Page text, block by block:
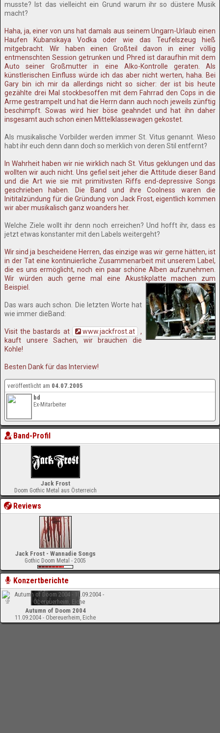
musste? Ist das vielleicht ein Grund warum ihr so düstere Musik
macht?
Haha, ja, einer von uns hat damals aus seinem Ungarn-Urlaub einen
Haufen Kubanskaya Vodka oder wie das Teufelszeug hieß
mitgebracht. Wir haben einen Großteil davon in einer völlig
entmenschten Session getrunken und Phred ist daraufhin mit dem
Auto seiner Großmutter in eine Alko-Kontrolle geraten. Als
künstlerischen Einfluss würde ich das aber nicht werten, haha. Bei
Gary bin ich mir da allerdings nicht so sicher: der ist bis heute
gezählte drei Mal stockbesoffen mit dem Fahrrad den Cops in die
Arme gestrampelt und hat die Herrn dann auch noch jeweils zünftig
beschimpft. Sowas wird hier böse geahndet und hat ihn daher
insgesamt auch schon einen Mittelklassewagen gekostet.
Als musikalische Vorbilder werden immer St. Vitus genannt. Wieso
habt ihr euch denn dann doch so merklich von deren Stil entfernt?
In Wahrheit haben wir nie wirklich nach St. Vitus geklungen und das
wollten wir auch nicht. Uns gefiel seit jeher die Attitude dieser Band
und die Art wie sie mit primitivsten Riffs end-depressive Songs
geschrieben haben. Die Band und ihre Coolness waren die
Inititalzündung für die Gründung von Jack Frost, eigentlich kommen
wir aber musikalisch ganz woanders her.
Welche Ziele wollt ihr denn noch erreichen? Und hofft ihr, dass es
jetzt etwas konstanter mit den Labels weitergeht?
Wir sind ja bescheidene Herren, das einzige was wir gerne hätten, ist
in der Tat eine kontinuierliche Zusammenarbeit mit unserem Label,
die es uns ermöglicht, noch ein paar schöne Alben aufzunehmen.
Wir würden auch gerne mal eine Akustikplatte machen zum
Beispiel.
Das wars auch schon. Die letzten Worte hat
wie immer dieBand:
Visit the bastards at www.jackfrost.at
,
kauft unsere Sachen, wir brauchen die
Kohle!
Besten Dank für das Interview!
veröffentlicht am 04.07.2005
bd
Ex-Mitarbeiter
Band-Profil
Jack Frost
Doom Gothic Metal aus Österreich
Reviews
Jack Frost - Wannadie Songs
Gothic Doom Metal - 2005
Konzertberichte
Autumn of Doom 2004
11.09.2004 - Obereuerheim, Eiche